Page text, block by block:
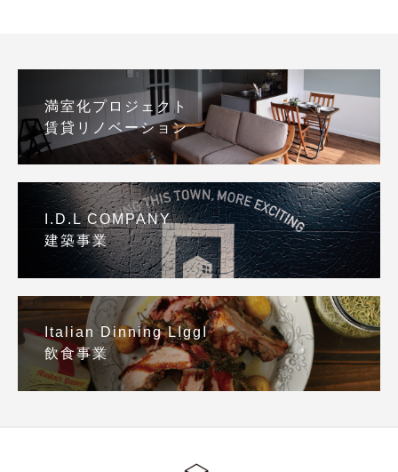
満室化プロジェクト
賃貸リノベーション
I.D.L COMPANY
建築事業
Italian Dinning LIggI
飲食事業